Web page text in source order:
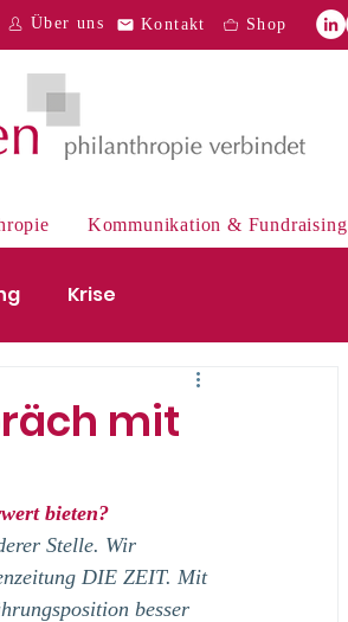
Über uns Kontakt Shop
Kommunikation & Fundraising
Krise
mit
bieten?
Stelle. Wir
DIE ZEIT. Mit
besser